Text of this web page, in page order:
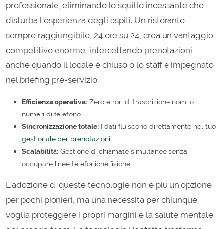
professionale, eliminando lo squillo incessante che
disturba l'esperienza degli ospiti. Un ristorante
sempre raggiungibile, 24 ore su 24, crea un vantaggio
competitivo enorme, intercettando prenotazioni
anche quando il locale è chiuso o lo staff è impegnato
nel briefing pre-servizio.
Efficienza operativa: Zero errori di trascrizione nomi o
numeri di telefono.
Sincronizzazione totale: I dati fluiscono direttamente nel tuo
gestionale per prenotazioni
Scalabilità: Gestione di chiamate simultanee senza
occupare linee telefoniche fisiche.
L'adozione di queste tecnologie non è più un'opzione
per pochi pionieri, ma una necessità per chiunque
voglia proteggere i propri margini e la salute mentale